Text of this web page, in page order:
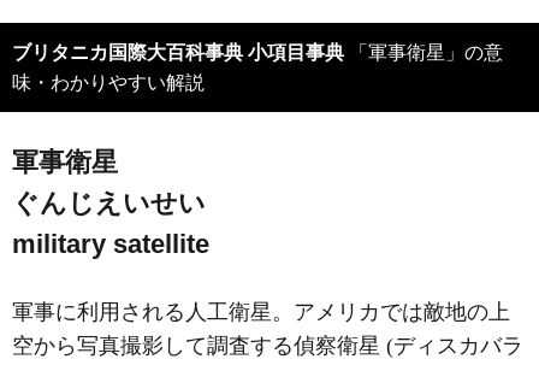
ブリタニカ国際大百科事典 小項目事典 「軍事衛星」の意
味・わかりやすい解説
軍事衛星
ぐんじえいせい
military satellite
軍事に利用される人工衛星。アメリカでは敵地の上
空から写真撮影して調査する偵察衛星 (ディスカバラ